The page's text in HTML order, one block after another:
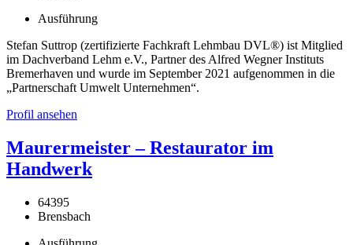
Ausführung
Stefan Suttrop (zertifizierte Fachkraft Lehmbau DVL®) ist Mitglied
im Dachverband Lehm e.V., Partner des Alfred Wegner Instituts
Bremerhaven und wurde im September 2021 aufgenommen in die
„Partnerschaft Umwelt Unternehmen“.
Profil ansehen
Maurermeister – Restaurator im
Handwerk
64395
Brensbach